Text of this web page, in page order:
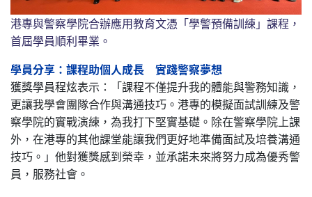
港專與警察學院合辦應用教育文憑「學警預備訓練」課程，
首屆學員順利畢業。
學員分享：課程助個人成長 實踐警察夢想
獲獎學員程炫表示：「課程不僅提升我的體能與警務知識，
更讓我學會團隊合作與溝通技巧。港專的模擬面試訓練及警
察學院的實戰演練，為我打下堅實基礎。除在警察學院上課
外，在港專的其他課堂能讓我們更好地準備面試及培養溝通
技巧。」他對獲獎感到榮幸，並承諾未來將努力成為優秀警
員，服務社會。